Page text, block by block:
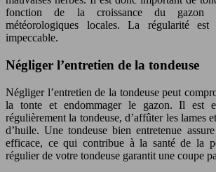
fonction de la croissance du gazon
météorologiques locales. La régularité
impeccable.
Négliger l’entretien de la tondeuse
Négliger l’entretien de la tondeuse peut
la tonte et endommager le gazon. Il est
régulièrement la tondeuse, d’affûter les lames
d’huile. Une tondeuse bien entretenue
efficace, ce qui contribue à la santé de la
régulier de votre tondeuse garantit une coupe